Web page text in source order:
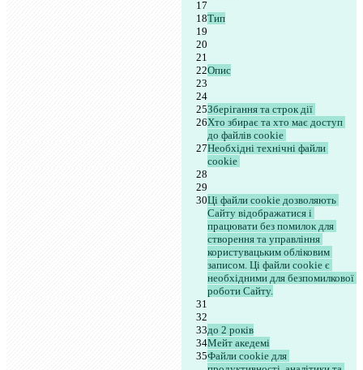
Тип
Опис
Зберігання та строк дії
Хто збирає та хто має доступ
до файлів cookie
Необхідні технічні файли
cookie
Ці файли cookie дозволяють
Сайту відображатися і
працювати без помилок для
створення та управління
користувацьким обліковим
записом. Ці файли cookie є
необхідними для безпомилкової
роботи Сайту.
до 2 років
Мейт акедемі
Файли cookie для